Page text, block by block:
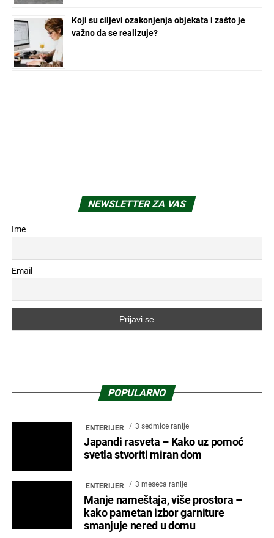
Koji su ciljevi ozakonjenja objekata i zašto je
važno da se realizuje?
NEWSLETTER ZA VAS
Ime
Email
POPULARNO
ENTERIJER 3 sedmice ranije
Japandi rasveta – Kako uz pomoć
svetla stvoriti miran dom
ENTERIJER 3 meseca ranije
Manje nameštaja, više prostora –
kako pametan izbor garniture
smanjuje nered u domu